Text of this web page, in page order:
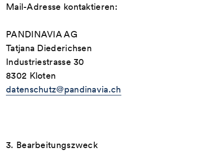
Mail-Adresse kontaktieren:
PANDINAVIA AG
Tatjana Diederichsen
Industriestrasse 30
8302 Kloten
datenschutz@pandinavia.ch
3. Bearbeitungszweck